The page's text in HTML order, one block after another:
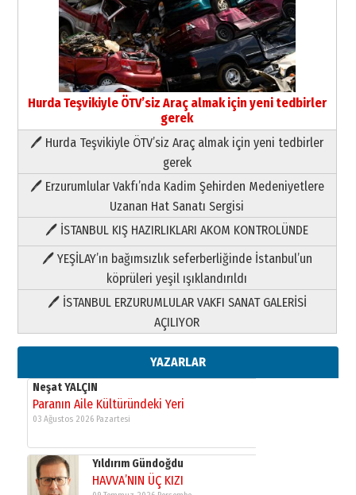
Hurda Teşvikiyle ÖTV’siz Araç almak için yeni tedbirler
gerek
🖊 Hurda Teşvikiyle ÖTV’siz Araç almak için yeni tedbirler
gerek
🖊 Erzurumlular Vakfı’nda Kadim Şehirden Medeniyetlere
Uzanan Hat Sanatı Sergisi
🖊 İSTANBUL KIŞ HAZIRLIKLARI AKOM KONTROLÜNDE
🖊 YEŞİLAY’ın bağımsızlık seferberliğinde İstanbul’un
köprüleri yeşil ışıklandırıldı
🖊 İSTANBUL ERZURUMLULAR VAKFI SANAT GALERİSİ
AÇILIYOR
YAZARLAR
Paranın Aile Kültüründeki Yeri
03 Ağustos 2026 Pazartesi
Yıldırım Gündoğdu
HAVVA’NIN ÜÇ KIZI
09 Temmuz 2026 Perşembe
Yusuf POLAT
Şampiyonluk Sebahattin Şirin’e
yazar
11 Mayıs 2026 Pazartesi
Neşat YALÇIN
Paranın Aile Kültüründeki Yeri
03 Ağustos 2026 Pazartesi
Yıldırım Gündoğdu
HAVVA’NIN ÜÇ KIZI